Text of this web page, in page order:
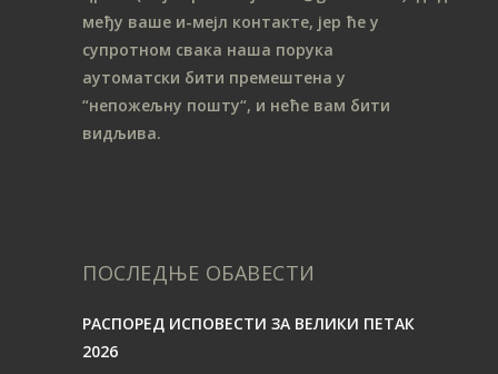
међу ваше и-мејл контакте, јер ће у
супротном свака наша порука
аутоматски бити премештена у
“непожељну пошту“, и неће вам бити
видљива.
ПОСЛЕДЊЕ ОБАВЕСТИ
РАСПОРЕД ИСПОВЕСТИ ЗА ВЕЛИКИ ПЕТАК
2026